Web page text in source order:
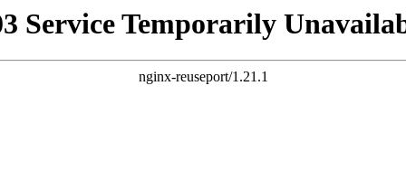
Service Temporarily
nginx-reuseport/1.21.1